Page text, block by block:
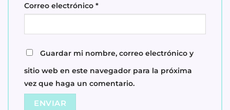
Correo electrónico *
Guardar mi nombre, correo electrónico y
sitio web en este navegador para la próxima
vez que haga un comentario.